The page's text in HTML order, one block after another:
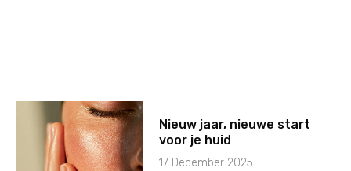
Nieuw jaar, nieuwe start
voor je huid
17 December 2025